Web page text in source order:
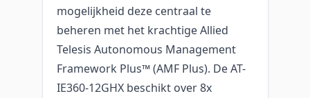
mogelijkheid deze centraal te
beheren met het krachtige Allied
Telesis Autonomous Management
Framework Plus™ (AMF Plus). De AT-
IE360-12GHX beschikt over 8x